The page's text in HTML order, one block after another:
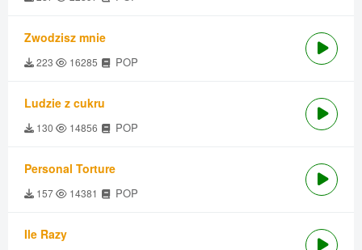
Zwodzisz mnie
223 16285 POP
Ludzie z cukru
130 14856 POP
Personal Torture
157 14381 POP
Ile Razy